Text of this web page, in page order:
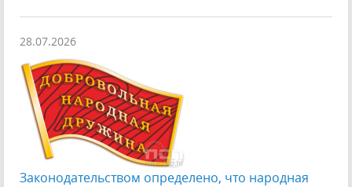
28.07.2026
Законодательством определено, что народная